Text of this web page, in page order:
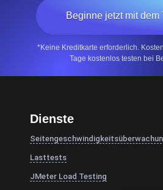
Beginne jetzt mit dem
*Keine Kreditkarte erforderlich.
Tage kostenlos testen bei
Dienste
Lasttests
JMeter Load Testing